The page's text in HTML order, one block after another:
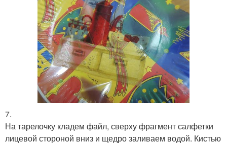
7.
На тарелочку кладем файл, сверху фрагмент салфетки
лицевой стороной вниз и щедро заливаем водой. Кистью